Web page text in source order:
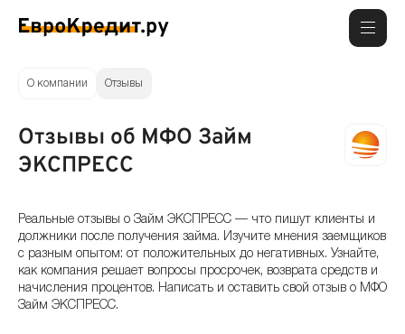
О компании Отзывы
Отзывы об МФО Займ
ЭКСПРЕСС
Реальные отзывы о Займ ЭКСПРЕСС — что пишут клиенты и
должники после получения займа. Изучите мнения заемщиков
с разным опытом: от положительных до негативных. Узнайте,
как компания решает вопросы просрочек, возврата средств и
начисления процентов. Написать и оставить свой отзыв о МФО
Займ ЭКСПРЕСС.